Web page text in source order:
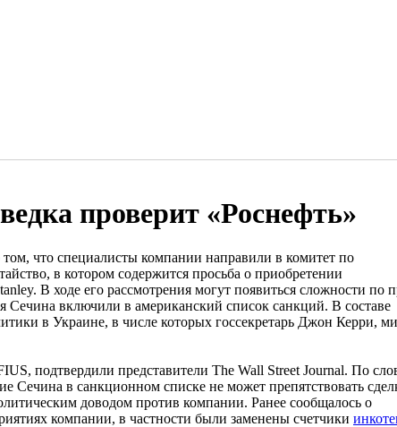
проверит «Роснефть»
что специалисты компании направили в комитет по
в котором содержится просьба о приобретении
В ходе его рассмотрения могут появиться сложности по
Сечина включили в американский список санкций. В составе
в Украине, в числе которых госсекретарь Джон Керри,
подтвердили представители The Wall Street Journal. По
Сечина в санкционном списке не может препятствовать
доводом против компании. Ранее сообщалось о
компании, в частности были заменены счетчики